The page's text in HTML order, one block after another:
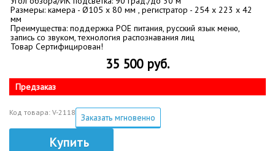
Размеры: камера - Ø105 х 80 мм , регистратор - 254 х 223 х 42
мм
Преимущества: поддержка POE питания, русский язык меню,
запись со звуком, технология распознавания лиц
Товар Сертифицирован!
35 500 руб.
Предзаказ
Код товара: V-2118 Заказать мгновенно
Купить